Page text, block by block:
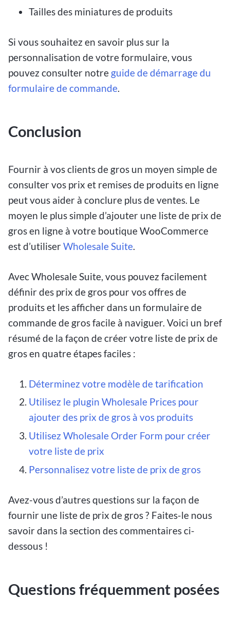
Tailles des miniatures de produits
Si vous souhaitez en savoir plus sur la
personnalisation de votre formulaire, vous
pouvez consulter notre guide de démarrage du
formulaire de commande
Conclusion
Fournir à vos clients de gros un moyen simple de
consulter vos prix et remises de produits en ligne
peut vous aider à conclure plus de ventes. Le
moyen le plus simple d’ajouter une liste de prix de
gros en ligne à votre boutique WooCommerce
est d’utiliserWholesale Suite.
Avec Wholesale Suite, vous pouvez facilement
définir des prix de gros pour vos offres de
produits et les afficher dans un formulaire de
commande de gros facile à naviguer. Voici un bref
résumé de la façon de créer votre liste de prix de
gros en quatre étapes faciles :
Déterminez votre modèle de tarification
Utilisez le plugin Wholesale Prices pour
ajouter des prix de gros à vos produits
Utilisez Wholesale Order Form pour créer
votre liste de prix
Personnalisez votre liste de prix de gros
Avez-vous d’autres questions sur la façon de
fournir une liste de prix de gros ? Faites-le nous
savoir dans la section des commentaires ci-
dessous !
Questions fréquemment posées